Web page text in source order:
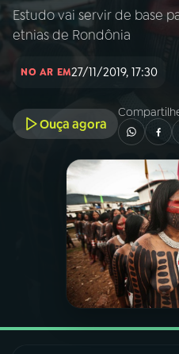
AO
INÍCIO
A RÁDIO
PROGRAMAÇÃO
PROGRAMAS
PODCASTS
06VIDEOCASTS
Estudo vai servir de base
etnias de Rondônia
NO AR EM27/11/2019, 17:30
Ouça agora